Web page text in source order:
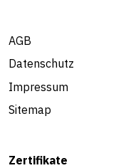
AGB
Datenschutz
Impressum
Sitemap
Zertifikate